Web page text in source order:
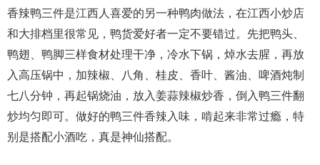
香辣鸭三件是江西人喜爱的另一种鸭肉做法，在江西小炒店
和大排档里很常见，鸭货爱好者一定不要错过。先把鸭头、
鸭翅、鸭脚三样食材处理干净，冷水下锅，焯水去腥，再放
入高压锅中，加辣椒、八角、桂皮、香叶、酱油、啤酒炖制
七八分钟，再起锅烧油，放入姜蒜辣椒炒香，倒入鸭三件翻
炒均匀即可。做好的鸭三件香辣入味，啃起来非常过瘾，特
别是搭配小酒吃，真是神仙搭配。